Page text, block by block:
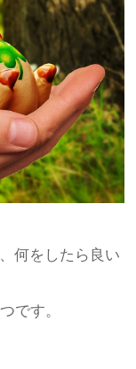
何をしたら良い
です。